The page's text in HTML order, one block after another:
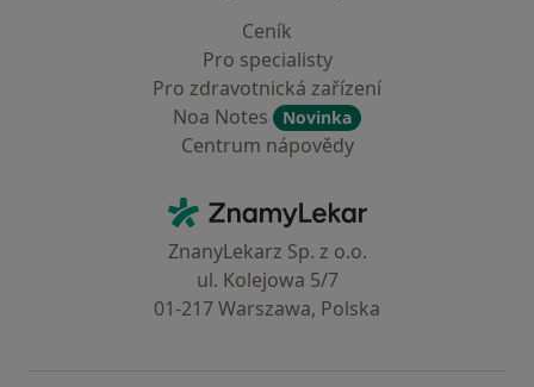
Ceník
Pro specialisty
Pro zdravotnická zařízení
Noa Notes
Novinka
Centrum nápovědy
ZnamyLekar - Hlavní stránka
ZnanyLekarz Sp. z o.o.
ul. Kolejowa 5/7
01-217 Warszawa, Polska